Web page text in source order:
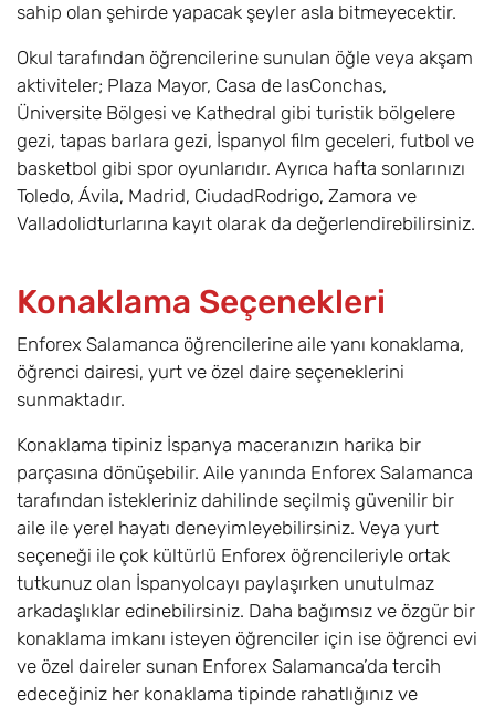
sahip olan şehirde yapacak şeyler asla bitmeyecektir.
Okul tarafından öğrencilerine sunulan öğle veya akşam
aktiviteler; Plaza Mayor, Casa de lasConchas,
Üniversite Bölgesi ve Kathedral gibi turistik bölgelere
gezi, tapas barlara gezi, İspanyol film geceleri, futbol ve
basketbol gibi spor oyunlarıdır. Ayrıca hafta sonlarınızı
Toledo, Ávila, Madrid, CiudadRodrigo, Zamora ve
Valladolidturlarına kayıt olarak da değerlendirebilirsiniz.
Konaklama Seçenekleri
Enforex Salamanca öğrencilerine aile yanı konaklama,
öğrenci dairesi, yurt ve özel daire seçeneklerini
sunmaktadır.
Konaklama tipiniz İspanya maceranızın harika bir
parçasına dönüşebilir. Aile yanında Enforex Salamanca
tarafından istekleriniz dahilinde seçilmiş güvenilir bir
aile ile yerel hayatı deneyimleyebilirsiniz. Veya yurt
seçeneği ile çok kültürlü Enforex öğrencileriyle ortak
tutkunuz olan İspanyolcayı paylaşırken unutulmaz
arkadaşlıklar edinebilirsiniz. Daha bağımsız ve özgür bir
konaklama imkanı isteyen öğrenciler için ise öğrenci evi
ve özel daireler sunan Enforex Salamanca’da tercih
edeceğiniz her konaklama tipinde rahatlığınız ve